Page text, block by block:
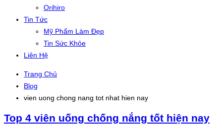
Orihiro
Tin Tức
Mỹ Phẩm Làm Đẹp
Tin Sức Khỏe
Liên Hệ
Trang Chủ
Blog
vien uong chong nang tot nhat hien nay
Top 4 viên uống chống nắng tốt hiện nay